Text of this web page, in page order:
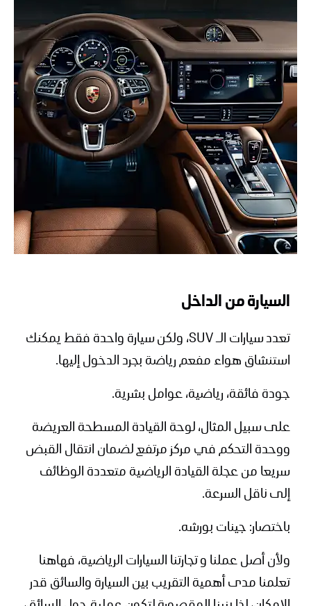
السيارة من الداخل
تعدد سيارات الـ SUV، ولكن سيارة واحدة فقط يمكنك
استنشاق هواء مفعم رياضة بجرد الدخول إليها.
جودة فائقة، رياضية، عوامل بشرية.
على سبيل المثال، لوحة القيادة المسطحة العريضة
ووحدة التحكم في مركز مرتفع لضمان انتقال القبض
سريعا من عجلة القيادة الرياضية متعددة الوظائف
إلى ناقل السرعة.
باختصار: جينات بورشه.
ولأن أصل عملنا و تجارتنا السيارات الرياضية، فهاهنا
تعلمنا مدى أهمية التقريب بين السيارة والسائق قدر